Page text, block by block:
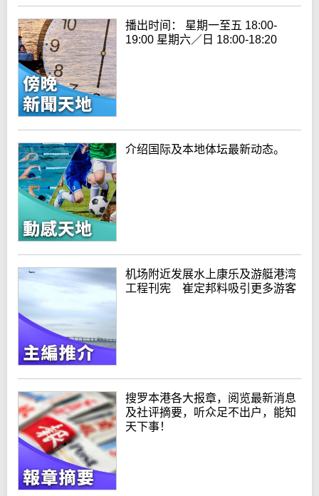
播出时间： 星期一至五 18:00-
19:00 星期六／日 18:00-18:20
介绍国际及本地体坛最新动态。
机场附近发展水上康乐及游艇港湾
工程刊宪 崔定邦料吸引更多游客
搜罗本港各大报章，阅览最新消息
及社评摘要，听众足不出户，能知
天下事！